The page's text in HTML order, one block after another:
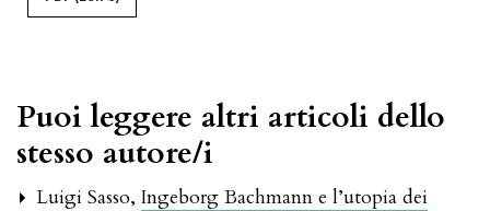
Puoi leggere altri articoli dello
stesso autore/i
Luigi Sasso, Ingeborg Bachmann e l’utopia dei